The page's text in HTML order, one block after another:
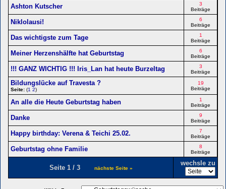
Ashton Kutscher
3
Beiträge
Niklolausi!
6
Beiträge
Das wichtigste zum Tage
1
Beiträge
Meiner Herzenshälfte hat Geburtstag
6
Beiträge
!!! GANZ WICHTIG !!! Iris_Lan hat heute Burzeltag
3
Beiträge
Bildungslücke auf Travesta ?
Seite: (1 2)
19
Beiträge
An alle die Heute Geburtstag haben
1
Beiträge
Danke
9
Beiträge
Happy birthday: Verena & Teichi 25.02.
7
Beiträge
Geburtstag ohne Familie
8
Beiträge
Seite 1 / 3 nächste Seite »
wechsle zu